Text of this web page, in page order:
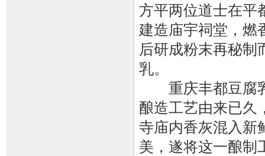
方平两位道士在平
建造庙宇祠堂，燃
后研成粉末再秘制
乳。
重庆丰都豆腐乳
酿造工艺由来已久
寺庙内香灰混入新
美，遂将这一酿制